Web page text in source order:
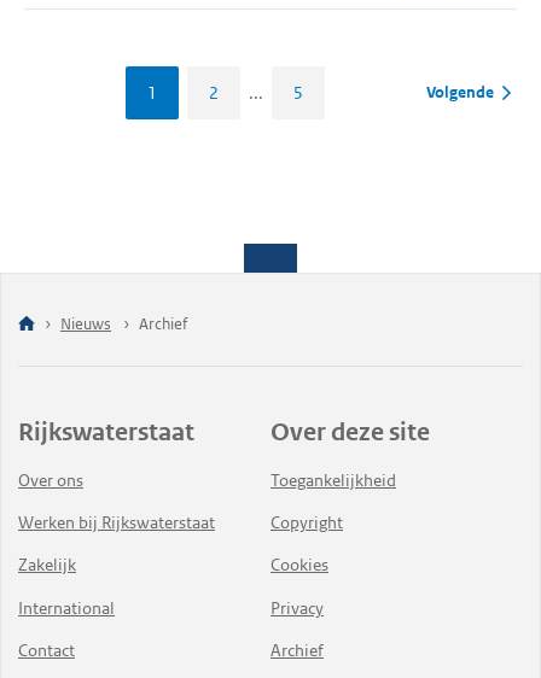
1 2 ... 5 Volgende
Nieuws Archief
Rijkswaterstaat
Over ons
Werken bij Rijkswaterstaat
Zakelijk
International
Contact
Over deze site
Toegankelijkheid
Copyright
Cookies
Privacy
Archief